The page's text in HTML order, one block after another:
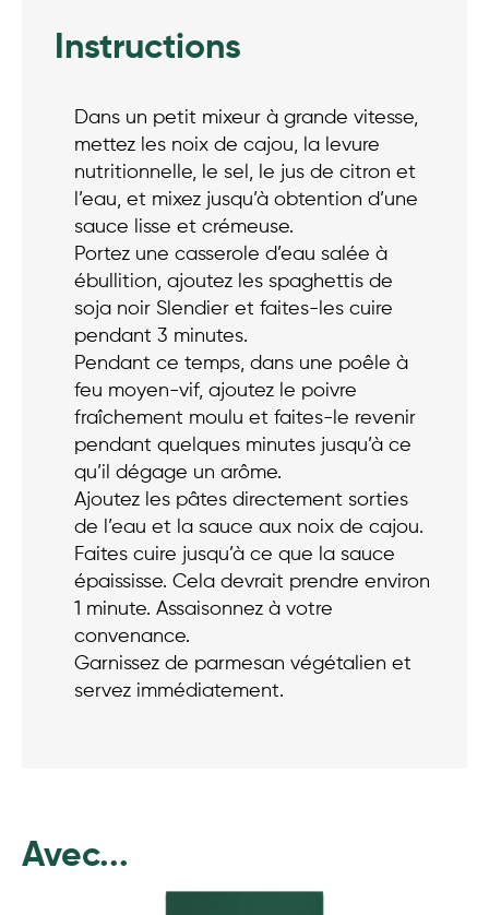
Instructions
Dans un petit mixeur à grande vitesse,
mettez les noix de cajou, la levure
nutritionnelle, le sel, le jus de citron et
l’eau, et mixez jusqu’à obtention d’une
sauce lisse et crémeuse.
Portez une casserole d’eau salée à
ébullition, ajoutez les spaghettis de
soja noir Slendier et faites-les cuire
pendant 3 minutes.
Pendant ce temps, dans une poêle à
feu moyen-vif, ajoutez le poivre
fraîchement moulu et faites-le revenir
pendant quelques minutes jusqu’à ce
qu’il dégage un arôme.
Ajoutez les pâtes directement sorties
de l’eau et la sauce aux noix de cajou.
Faites cuire jusqu’à ce que la sauce
épaississe. Cela devrait prendre environ
1 minute. Assaisonnez à votre
convenance.
Garnissez de parmesan végétalien et
servez immédiatement.
Avec...